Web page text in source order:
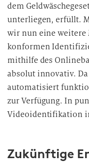
i
t
u
n
g
dem
unterliegen, erfüllt.
wir nun eine weitere
konformen
mithilfe des
absolut innovativ.
automatisiert
zur Verfügung. In
Videoidentifikation
Zukünftige